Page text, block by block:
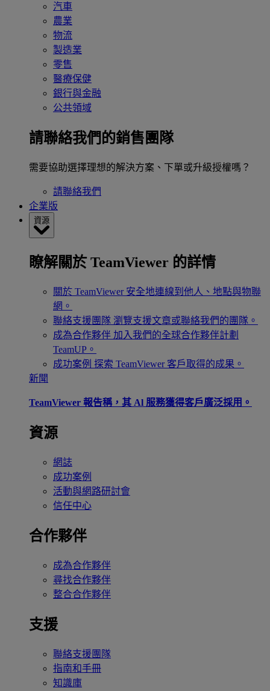
汽車
農業
物流
製造業
零售
醫療保健
銀行與金融
公共領域
請聯絡我們的銷售團隊
需要協助選擇理想的解決方案、下單或升級授權嗎？
請聯絡我們
企業版
資源
瞭解關於 TeamViewer 的詳情
關於 TeamViewer 安全地連線到他人、地點與物聯
網。
聯絡支援團隊 瀏覽支援文章或聯絡我們的團隊。
成為合作夥伴 加入我們的全球合作夥伴計劃
TeamUP。
成功案例 探索 TeamViewer 客戶取得的成果。
新聞
TeamViewer 報告稱，其 Al 服務獲得客戶廣泛採用。
資源
網誌
成功案例
活動與網路研討會
信任中心
合作夥伴
成為合作夥伴
尋找合作夥伴
整合合作夥伴
支援
聯絡支援團隊
指南和手冊
知識庫